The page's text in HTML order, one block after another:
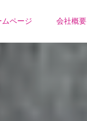
ムページ 会社概要